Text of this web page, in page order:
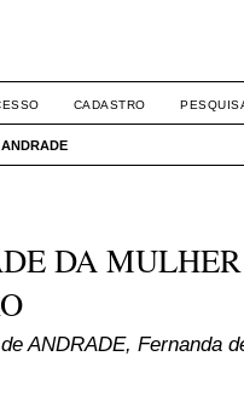
CADASTRO
ANDRADE
DA
ANDRADE, Fernanda